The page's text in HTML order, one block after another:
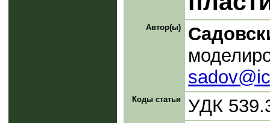
Автор(ы)
Коды статьи УДК